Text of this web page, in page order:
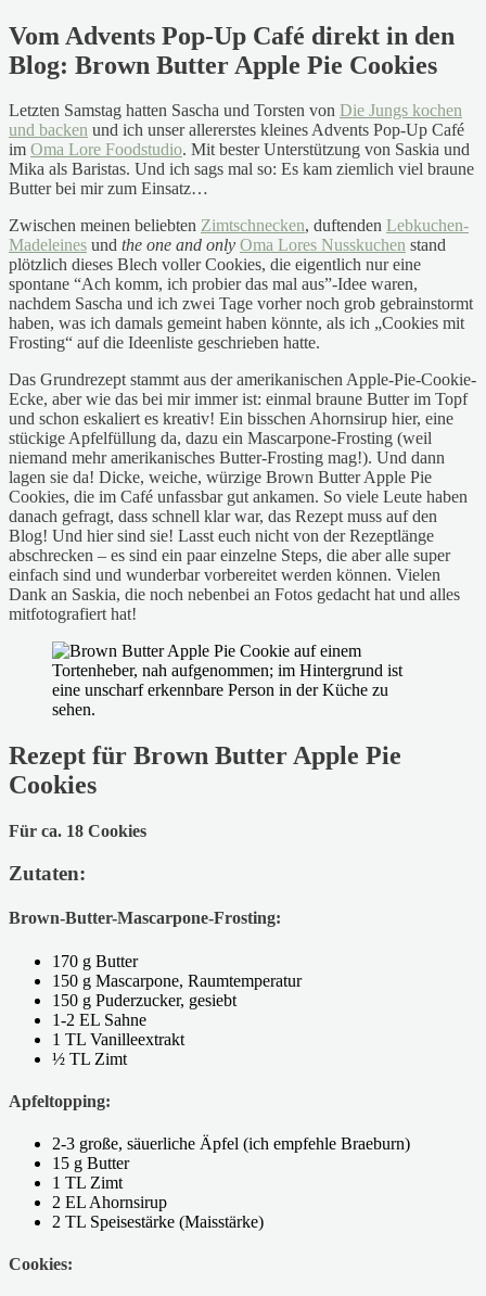
Vom Advents Pop-Up Café direkt in den
Blog: Brown Butter Apple Pie Cookies
Letzten Samstag hatten Sascha und Torsten von Die Jungs kochen
und backen und ich unser allererstes kleines Advents Pop-Up Café
im Oma Lore Foodstudio. Mit bester Unterstützung von Saskia und
Mika als Baristas. Und ich sags mal so: Es kam ziemlich viel braune
Butter bei mir zum Einsatz…
Zwischen meinen beliebten Zimtschnecken, duftenden Lebkuchen-
Madeleines und the one and only Oma Lores Nusskuchen stand
plötzlich dieses Blech voller Cookies, die eigentlich nur eine
spontane “Ach komm, ich probier das mal aus”-Idee waren,
nachdem Sascha und ich zwei Tage vorher noch grob gebrainstormt
haben, was ich damals gemeint haben könnte, als ich „Cookies mit
Frosting“ auf die Ideenliste geschrieben hatte.
Das Grundrezept stammt aus der amerikanischen Apple-Pie-Cookie-
Ecke, aber wie das bei mir immer ist: einmal braune Butter im Topf
und schon eskaliert es kreativ! Ein bisschen Ahornsirup hier, eine
stückige Apfelfüllung da, dazu ein Mascarpone-Frosting (weil
niemand mehr amerikanisches Butter-Frosting mag!). Und dann
lagen sie da! Dicke, weiche, würzige Brown Butter Apple Pie
Cookies, die im Café unfassbar gut ankamen. So viele Leute haben
danach gefragt, dass schnell klar war, das Rezept muss auf den
Blog! Und hier sind sie! Lasst euch nicht von der Rezeptlänge
abschrecken – es sind ein paar einzelne Steps, die aber alle super
einfach sind und wunderbar vorbereitet werden können. Vielen
Dank an Saskia, die noch nebenbei an Fotos gedacht hat und alles
mitfotografiert hat!
Rezept für Brown Butter Apple Pie
Cookies
Für ca. 18 Cookies
Zutaten:
Brown-Butter-Mascarpone-Frosting:
170 g Butter
150 g Mascarpone, Raumtemperatur
150 g Puderzucker, gesiebt
1-2 EL Sahne
1 TL Vanilleextrakt
½ TL Zimt
Apfeltopping:
2-3 große, säuerliche Äpfel (ich empfehle Braeburn)
15 g Butter
1 TL Zimt
2 EL Ahornsirup
2 TL Speisestärke (Maisstärke)
Cookies: